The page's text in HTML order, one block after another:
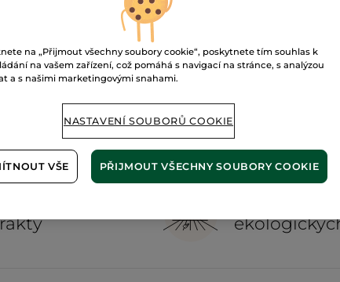
na „Přijmout všechny soubory cookie“, poskytnete tím souhlas k
na vašem zařízení, což pomáhá s navigací na stránce, s analýzou
a s našimi marketingovými snahami.
NASTAVENÍ SOUBORŮ COOKIE
VŠE PŘIJMOUT VŠECHNY SOUBORY COOKIE